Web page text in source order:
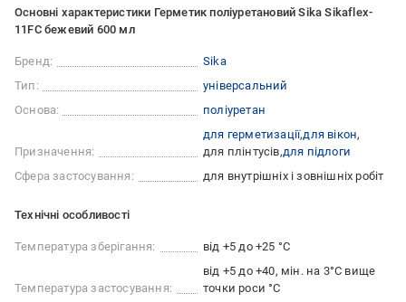
Основні характеристики Герметик поліуретановий Sika Sikaflex-
11FC бежевий 600 мл
Бренд:
Sika
Тип:
універсальний
Основа:
поліуретан
Призначення:
для герметизації для вікон
для плінтусів для підлоги
Сфера застосування:
для внутрішніх і зовнішніх робіт
Технічні особливості
Температура зберігання: від +5 до +25 °C
Температура застосування:
від +5 до +40, мін. на 3°C вище
точки роси °С